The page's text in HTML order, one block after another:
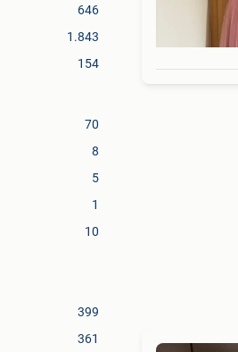
646
1.843
154
70
8
5
1
10
399
361